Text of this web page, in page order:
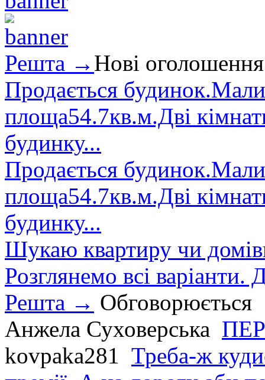
Решта → Нові оголошення
Продається
площа54.7кв.м.Дві
будинку...
Продається
площа54.7кв.м.Дві
будинку...
Шукаю квартиру чи
Розглянемо всі варіанти.
Решта → Обговорюється
Анжела Суховерська
kovpaka281 Треба-ж